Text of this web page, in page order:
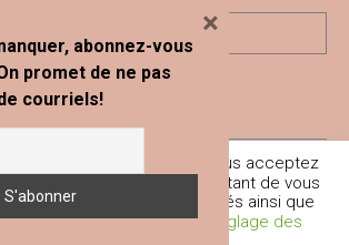
réservés © Blogue Le Snack Bar 2020
Conditions générales et mentions légales
du SNACK BAR Contact
votre navigation sur ce site, vous acceptez
(cookies) nous permettant de vous
et fonctionnalités proposés ainsi que
expérience globale.
Réglage des
abonnez-vous
promet de ne pas
courriels!
×